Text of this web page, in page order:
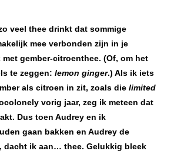
veel thee drinkt dat sommige
mee verbonden zijn in je
gember-citroenthee. (Of, om het
te zeggen: lemon ginger.) Als ik iets
als citroen in zit, zoals die limited
vorig jaar, zeg ik meteen dat
Dus toen Audrey en ik
gaan bakken en Audrey de
dacht ik aan… thee. Gelukkig bleek